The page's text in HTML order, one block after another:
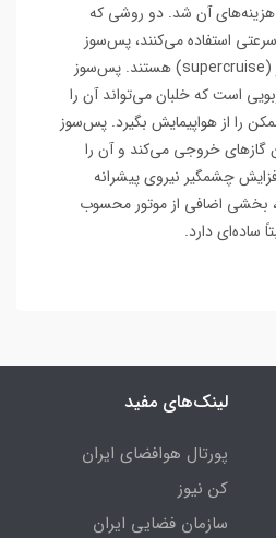
آن شد. دو روشی که
استفاده می‌کنند، پس‌سوز
(afterburner) و سوپرکروز (supercruise) هستند. پس‌سوز
است که خلبان می‌تواند آن را
را از هواپیمایش بگیرد. پس‌سوز
گازهای خروجی می‌کند و آن را
چشمگیر نیروی پیشرانه
بخشی اضافی از موتور محسوب
ساده‌ای دارد.
لینک‌های مفید
پورتال هوافضای ایران
کن نیوز
سازمان فضایی ایران